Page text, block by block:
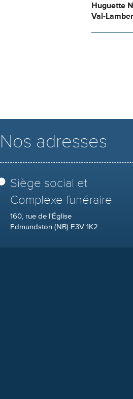
Huguette
Val-
Nos adresses
Siège social et
Complexe funéraire
160, rue de l'Église
Edmundston (NB) E3V 1K2